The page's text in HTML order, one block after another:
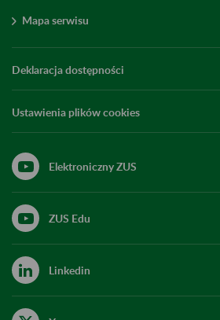
Mapa serwisu
Deklaracja dostępności
Ustawienia plików cookies
Elektroniczny ZUS
ZUS Edu
Linkedin